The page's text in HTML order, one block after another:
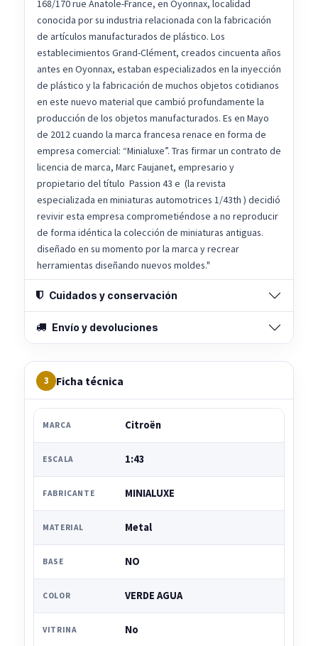
168/170 rue Anatole-France, en Oyonnax, localidad
conocida por su industria relacionada con la fabricación
de artículos manufacturados de plástico. Los
establecimientos Grand-Clément, creados cincuenta años
antes en Oyonnax, estaban especializados en la inyección
de plástico y la fabricación de muchos objetos cotidianos
en este nuevo material que cambió profundamente la
producción de los objetos manufacturados. Es en Mayo
de 2012 cuando la marca francesa renace en forma de
empresa comercial: “Minialuxe”. Tras firmar un contrato de
licencia de marca, Marc Faujanet, empresario y
propietario del título Passion 43 e (la revista
especializada en miniaturas automotrices 1/43th ) decidió
revivir esta empresa comprometiéndose a no reproducir
de forma idéntica la colección de miniaturas antiguas.
diseñado en su momento por la marca y recrear
herramientas diseñando nuevos moldes."
Cuidados y conservación
Envío y devoluciones
3 Ficha técnica
MARCA Citroën
ESCALA 1:43
FABRICANTE MINIALUXE
MATERIAL Metal
BASE NO
COLOR VERDE AGUA
VITRINA No